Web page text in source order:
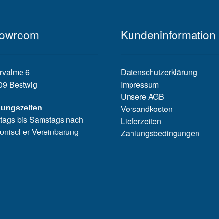
6
Bestwig
bis Samstags nach
Vereinbarung
Kundeninformation
Datenschutzerklärung
Impressum
Unsere AGB
Versandkosten
Lieferzeiten
Zahlungsbedingungen